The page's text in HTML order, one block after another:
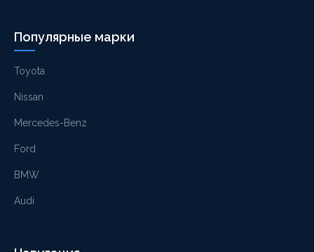
Популярные марки
Toyota
Nissan
Mercedes-Benz
Ford
BMW
Audi